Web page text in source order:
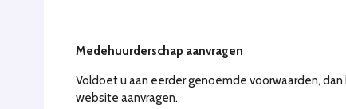
Medehuurderschap aanvragen
Voldoet u aan eerder genoemde voorwaarden,
website aanvragen.